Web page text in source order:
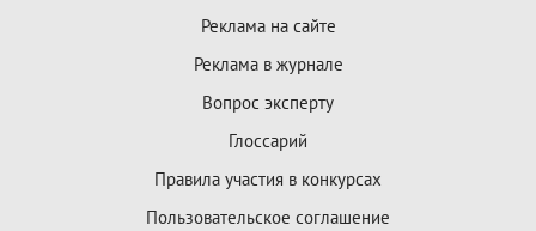
Реклама на сайте
Реклама в журнале
Вопрос эксперту
Глоссарий
Правила участия в конкурсах
Пользовательское соглашение